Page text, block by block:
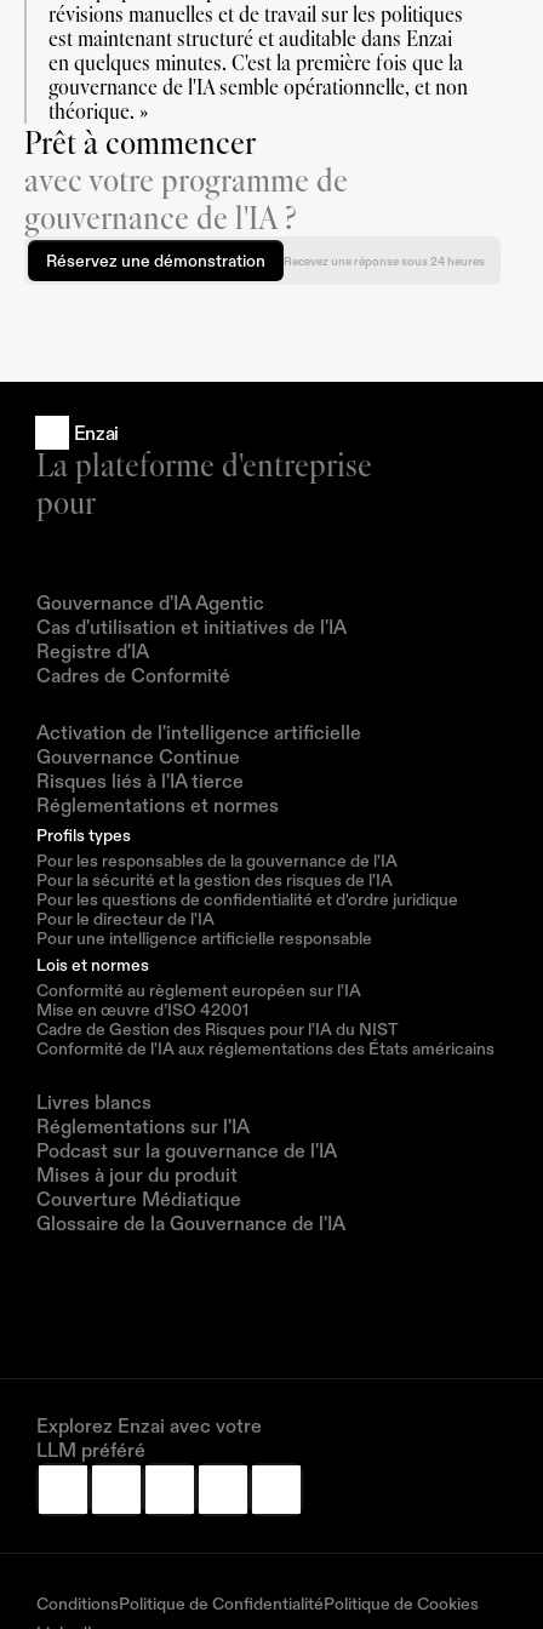
révisions manuelles et de travail sur les politiques
est maintenant structuré et auditable dans Enzai
en quelques minutes. C'est la première fois que la
gouvernance de l'IA semble opérationnelle, et non
théorique. »
Prêt à commencer
avec votre programme de
gouvernance de l'IA ?
Réservez une démonstration Recevez une réponse sous 24 heures
Enzai
La plateforme d'entreprise
pour
Gouvernance d'IA Agentic
Cas d'utilisation et initiatives de l'IA
Registre d'IA
Cadres de Conformité
Activation de l'intelligence artificielle
Gouvernance Continue
Risques liés à l'IA tierce
Réglementations et normes
Profils types
Pour les responsables de la gouvernance de l'IA
Pour la sécurité et la gestion des risques de l'IA
Pour les questions de confidentialité et d'ordre juridique
Pour le directeur de l'IA
Pour une intelligence artificielle responsable
Lois et normes
Conformité au règlement européen sur l'IA
Mise en œuvre d’ISO 42001
Cadre de Gestion des Risques pour l'IA du NIST
Conformité de l'IA aux réglementations des États américains
Livres blancs
Réglementations sur l'IA
Podcast sur la gouvernance de l'IA
Mises à jour du produit
Couverture Médiatique
Glossaire de la Gouvernance de l'IA
Explorez Enzai avec votre
LLM préféré
ConditionsPolitique de ConfidentialitéPolitique de Cookies